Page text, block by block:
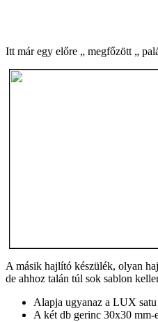
Itt már egy előre „ megfőzött „
A másik hajlító készülék, olyan
de ahhoz talán túl sok sablon
Alapja ugyanaz a LUX satu
A két db gerinc 30x30 mm-